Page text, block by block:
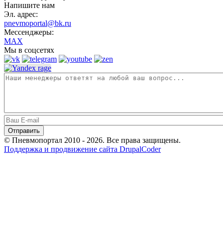
Напишите нам
Эл. адрес:
pnevmoportal@bk.ru
Мессенджеры:
MAX
Мы в соцсетях
© Пневмопортал 2010 - 2026. Все права защищены.
Поддержка и продвижение сайта DrupalCoder